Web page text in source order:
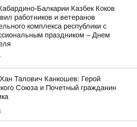
Балкарии Казбек Коков
работников и ветеранов
комплекса республики с
праздником – Днем
Талович Канкошев: Герой
Союза и Почетный гражданин